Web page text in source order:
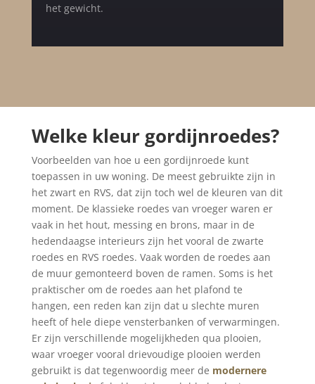
het gewicht.
Welke kleur gordijnroedes?
Voorbeelden van hoe u een gordijnroede kunt
toepassen in uw woning. De meest gebruikte zijn in
het zwart en RVS, dat zijn toch wel de kleuren van dit
moment. De klassieke roedes van vroeger waren er
vaak in het hout, messing en brons, maar in de
hedendaagse interieurs zijn het vooral de zwarte
roedes en RVS roedes. Vaak worden de roedes aan
de muur gemonteerd boven de ramen. Soms is het
praktischer om de roedes aan het plafond te
hangen, een reden kan zijn dat u slechte muren
heeft of hele diepe vensterbanken of verwarmingen.
Er zijn verschillende mogelijkheden qua plooien,
waar vroeger vooral drievoudige plooien werden
gebruikt is dat tegenwoordig meer de modernere